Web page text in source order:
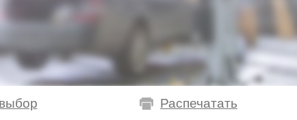
Распечатать